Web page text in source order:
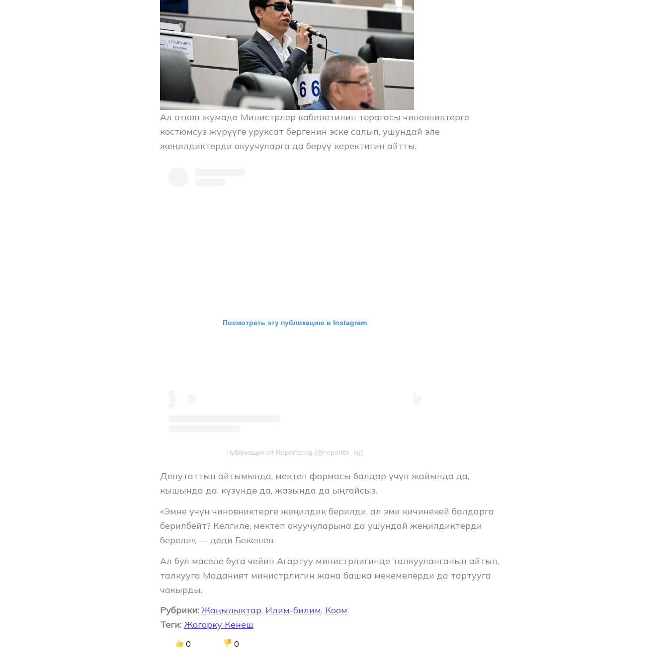
Ал өткөн жумада Министрлер кабинетинин төрагасы чиновниктерге
костюмсуз жүрүүгө уруксат бергенин эске салып, ушундай эле
жеңилдиктерди окуучуларга да берүү керектигин айтты.
Посмотреть эту публикацию в Instagram
Публикация от Reporter.kg (@reporter_kg)
Депутаттын айтымында, мектеп формасы балдар үчүн жайында да,
кышында да, күзүндө да, жазында да ыңгайсыз.
«Эмне үчүн чиновниктерге жеңилдик берилди, ал эми кичинекей балдарга
берилбейт? Келгиле, мектеп окуучуларына да ушундай жеңилдиктерди
берели», — деди Бекешев.
Ал бул маселе буга чейин Агартуу министрлигинде талкууланганын айтып,
талкууга Маданият министрлигин жана башка мекемелерди да тартууга
чакырды.
Рубрики: Жаңылыктар, Илим-билим, Коом
Теги: Жогорку Кенеш
0 0